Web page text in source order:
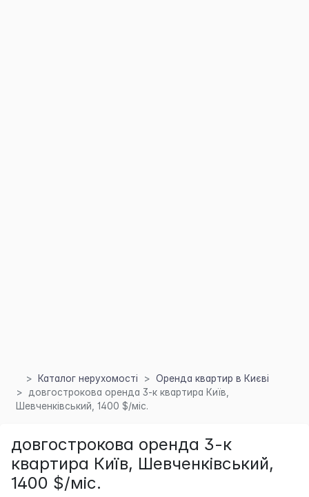
Каталог нерухомості
Оренда квартир в Києві
довгострокова оренда 3-к квартира Київ,
Шевченківський, 1400 $/міс.
довгострокова оренда 3-к
квартира Київ, Шевченківський,
1400 $/міс.